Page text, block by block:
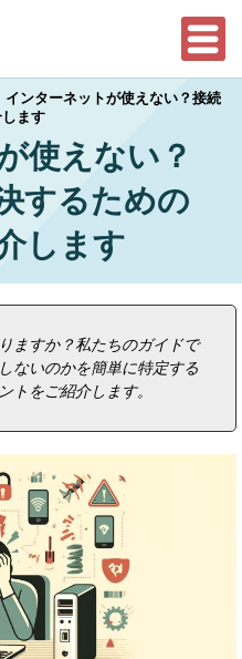
インターネットが使えない？接続
ます
使えない？
するための
します
ますか？私たちのガイドで
ないのかを簡単に特定する
トをご紹介します。